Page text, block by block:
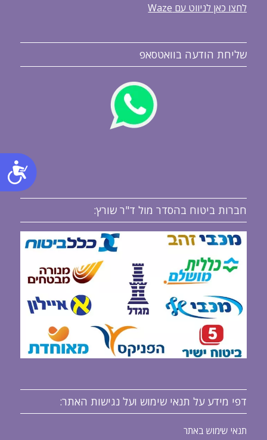
לחצו כאן לניווט עם Waze
שליחת הודעה בוואטסאפ
חברות ביטוח בהסדר מול ד"ר שורץ:
דפי מידע על תנאי שימוש ועל נגישות האתר:
תנאי שימוש באתר